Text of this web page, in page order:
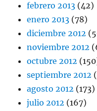
febrero 2013 (42)
enero 2013 (78)
diciembre 2012
noviembre 2012
octubre 2012
septiembre 2012
agosto 2012 (173)
julio 2012 (167)